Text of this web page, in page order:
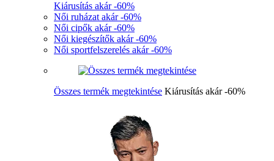
Kiárusítás akár -60%
Női ruházat akár -60%
Női cipők akár -60%
Női kiegészítők akár -60%
Női sportfelszerelés akár -60%
Összes termék megtekintése Kiárusítás akár -60%